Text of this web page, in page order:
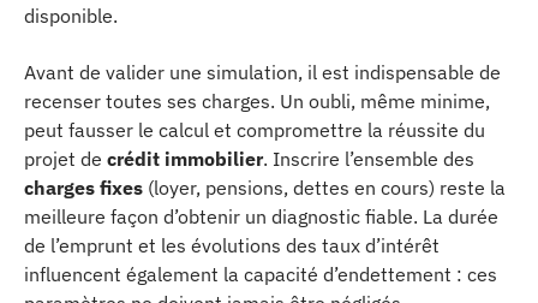
disponible.
Avant de valider une simulation, il est indispensable de
recenser toutes ses charges. Un oubli, même minime,
peut fausser le calcul et compromettre la réussite du
projet de crédit immobilier. Inscrire l’ensemble des
charges fixes (loyer, pensions, dettes en cours) reste la
meilleure façon d’obtenir un diagnostic fiable. La durée
de l’emprunt et les évolutions des taux d’intérêt
influencent également la capacité d’endettement : ces